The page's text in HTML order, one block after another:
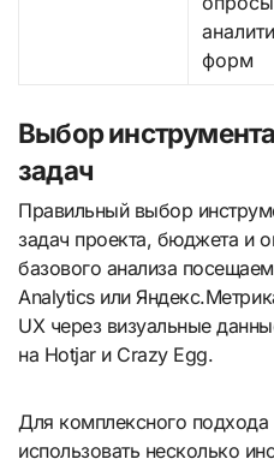
форм
Выбор
задач
Правильный выбор
задач проекта, бюджета и
базового анализа
Analytics или
UX через визуальные
на Hotjar и Crazy Egg.
Для комплексного подхода
использовать несколько